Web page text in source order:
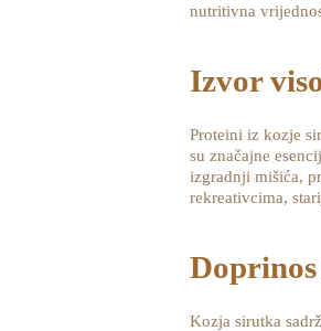
nutritivna
Izvor
Proteini iz kozje
su značajne
izgradnji mišića,
rekreativcima,
Kozja sirutka